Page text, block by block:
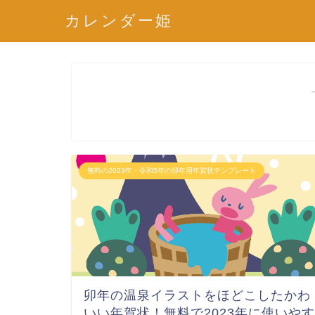
カレンダー姫
無料の2023年・令和5年の卯年用年賀状テンプレート
卯年の温泉イラストをほどこしたかわ